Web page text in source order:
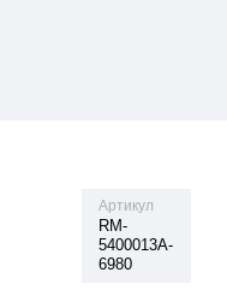
Артикул
RM-
5400013A-
6980